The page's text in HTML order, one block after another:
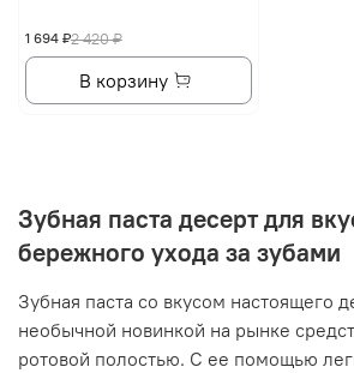
2 420 ₽
1 694 ₽
В корзину
Зубная паста десерт для
бережного ухода за зубами
Зубная паста со вкусом настоящего
необычной новинкой на рынке
ротовой полостью. С ее помощью